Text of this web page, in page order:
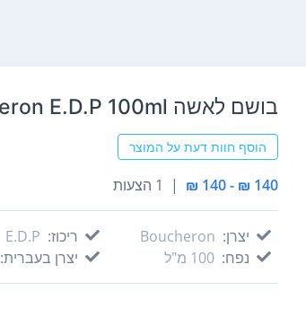
בושם לאשה Boucheron Boucheron E.D.P 100ml
הוסף חוות דעת על המוצר
140 ₪ - 140 ₪
| 1 הצעות
יצרן: Boucheron
נפח: 100 מ"ל
ריכוז: E.D.P
יצרן בעברית: